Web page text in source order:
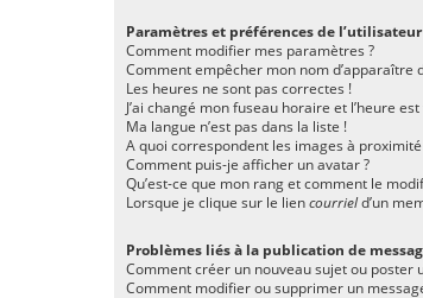
Paramètres et préférences de l’utilisateur
Comment modifier mes paramètres ?
Comment empêcher mon nom d’apparaître
Les heures ne sont pas correctes !
J’ai changé mon fuseau horaire et l’heure
Ma langue n’est pas dans la liste !
A quoi correspondent les images à
Comment puis-je afficher un avatar ?
Qu’est-ce que mon rang et comment le
Lorsque je clique sur le liencourrield’un
Problèmes liés à la publication de
Comment créer un nouveau sujet ou poster
Comment modifier ou supprimer un